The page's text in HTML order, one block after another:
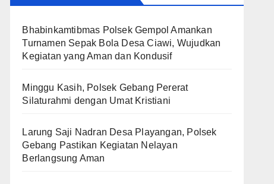
Bhabinkamtibmas Polsek Gempol Amankan
Turnamen Sepak Bola Desa Ciawi, Wujudkan
Kegiatan yang Aman dan Kondusif
Minggu Kasih, Polsek Gebang Pererat
Silaturahmi dengan Umat Kristiani
Larung Saji Nadran Desa Playangan, Polsek
Gebang Pastikan Kegiatan Nelayan
Berlangsung Aman